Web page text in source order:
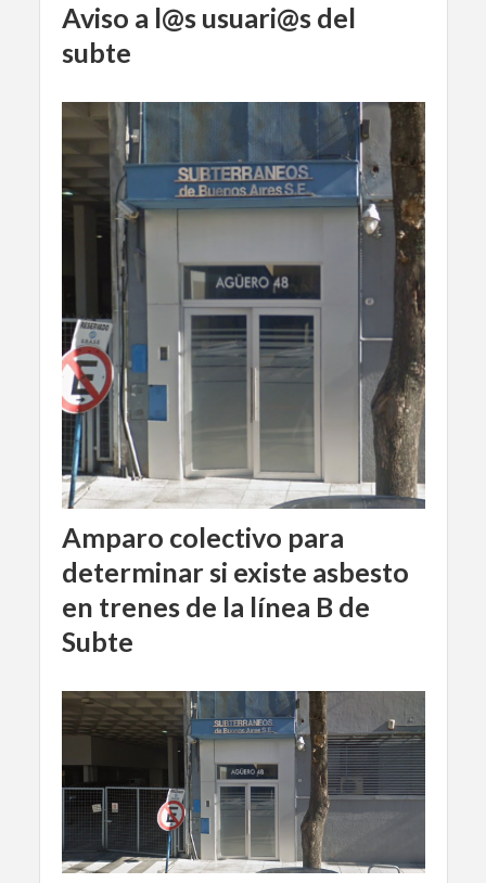
Aviso a l@s usuari@s del
subte
Amparo colectivo para
determinar si existe asbesto
en trenes de la línea B de
Subte